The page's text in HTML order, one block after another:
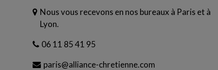
Nous vous recevons en nos bureaux à Paris et à
Lyon.
06 11 85 41 95
paris@alliance-chretienne.com